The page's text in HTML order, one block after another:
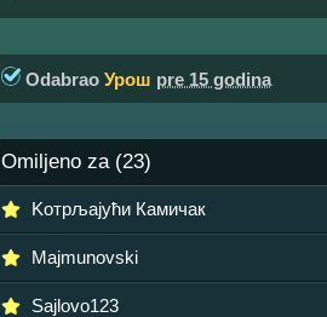
Odabrao Урош pre 15 godina
Omiljeno za (23)
Koтрљајући Камичак
Majmunovski
Sajlovo123